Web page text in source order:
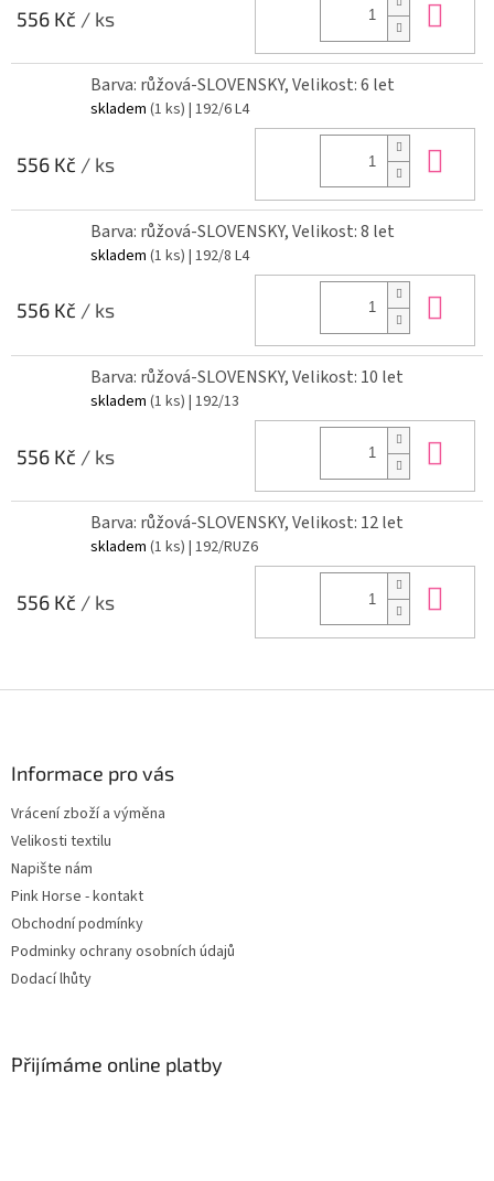
556 Kč / ks
Barva: růžová-SLOVENSKY, Velikost: 6 let
skladem (1 ks) | 192/6 L4
556 Kč / ks
Barva: růžová-SLOVENSKY, Velikost: 8 let
skladem (1 ks) | 192/8 L4
556 Kč / ks
Barva: růžová-SLOVENSKY, Velikost: 10 let
skladem (1 ks) | 192/13
556 Kč / ks
Barva: růžová-SLOVENSKY, Velikost: 12 let
skladem (1 ks) | 192/RUZ6
556 Kč / ks
Informace pro vás
Vrácení zboží a výměna
Velikosti textilu
Napište nám
Pink Horse - kontakt
Obchodní podmínky
Podminky ochrany osobních údajů
Dodací lhůty
Přijímáme online platby